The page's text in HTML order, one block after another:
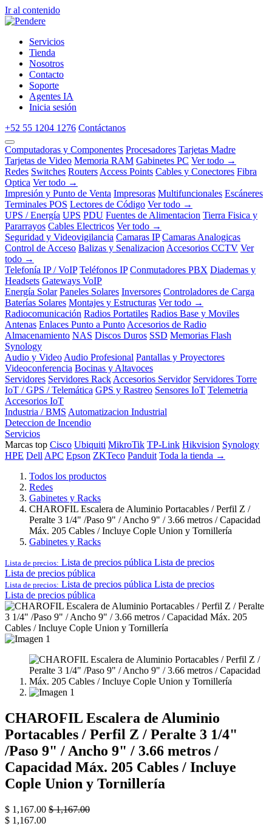
Ir al contenido
Servicios
Tienda
Nosotros
Contacto
Soporte
Agentes IA
Inicia sesión
+52 55 1204 1276 Contáctanos
Computadoras y Componentes Procesadores Tarjetas Madre
Tarjetas de Video Memoria RAM Gabinetes PC Ver todo →
Redes Switches Routers Access Points Cables y Conectores Fibra
Optica Ver todo →
Impresión y Punto de Venta Impresoras Multifuncionales Escáneres
Terminales POS Lectores de Código Ver todo →
UPS / Energía UPS PDU Fuentes de Alimentacion Tierra Fisica y
Pararrayos Cables Electricos Ver todo →
Seguridad y Videovigilancia Camaras IP Camaras Analogicas
Control de Acceso Balizas y Senalizacion Accesorios CCTV Ver
todo →
Telefonía IP / VoIP Teléfonos IP Conmutadores PBX Diademas y
Headsets Gateways VoIP
Energía Solar Paneles Solares Inversores Controladores de Carga
Baterías Solares Montajes y Estructuras Ver todo →
Radiocomunicación Radios Portatiles Radios Base y Moviles
Antenas Enlaces Punto a Punto Accesorios de Radio
Almacenamiento NAS Discos Duros SSD Memorias Flash
Synology
Audio y Video Audio Profesional Pantallas y Proyectores
Videoconferencia Bocinas y Altavoces
Servidores Servidores Rack Accesorios Servidor Servidores Torre
IoT / GPS / Telemática GPS y Rastreo Sensores IoT Telemetria
Accesorios IoT
Industria / BMS Automatizacion Industrial
Deteccion de Incendio
Servicios
Marcas top Cisco Ubiquiti MikroTik TP-Link Hikvision Synology
HPE Dell APC Epson ZKTeco Panduit Toda la tienda →
Todos los productos
Redes
Gabinetes y Racks
CHAROFIL Escalera de Aluminio Portacables / Perfil Z /
Peralte 3 1/4" /Paso 9" / Ancho 9" / 3.66 metros / Capacidad
Máx. 205 Cables / Incluye Cople Union y Tornillería
Gabinetes y Racks
Lista de precios: Lista de precios pública Lista de precios
Lista de precios pública
Lista de precios: Lista de precios pública Lista de precios
Lista de precios pública
CHAROFIL Escalera de Aluminio
Portacables / Perfil Z / Peralte 3 1/4"
/Paso 9" / Ancho 9" / 3.66 metros /
Capacidad Máx. 205 Cables / Incluye
Cople Union y Tornillería
$ 1,167.00 $1,167.00
$ 1,167.00